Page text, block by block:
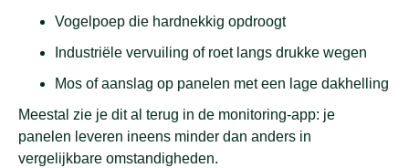
Vogelpoep die hardnekkig opdroogt
Industriële vervuiling of roet langs drukke wegen
Mos of aanslag op panelen met een lage dakhelling
Meestal zie je dit al terug in de monitoring-app: je
panelen leveren ineens minder dan anders in
vergelijkbare omstandigheden.